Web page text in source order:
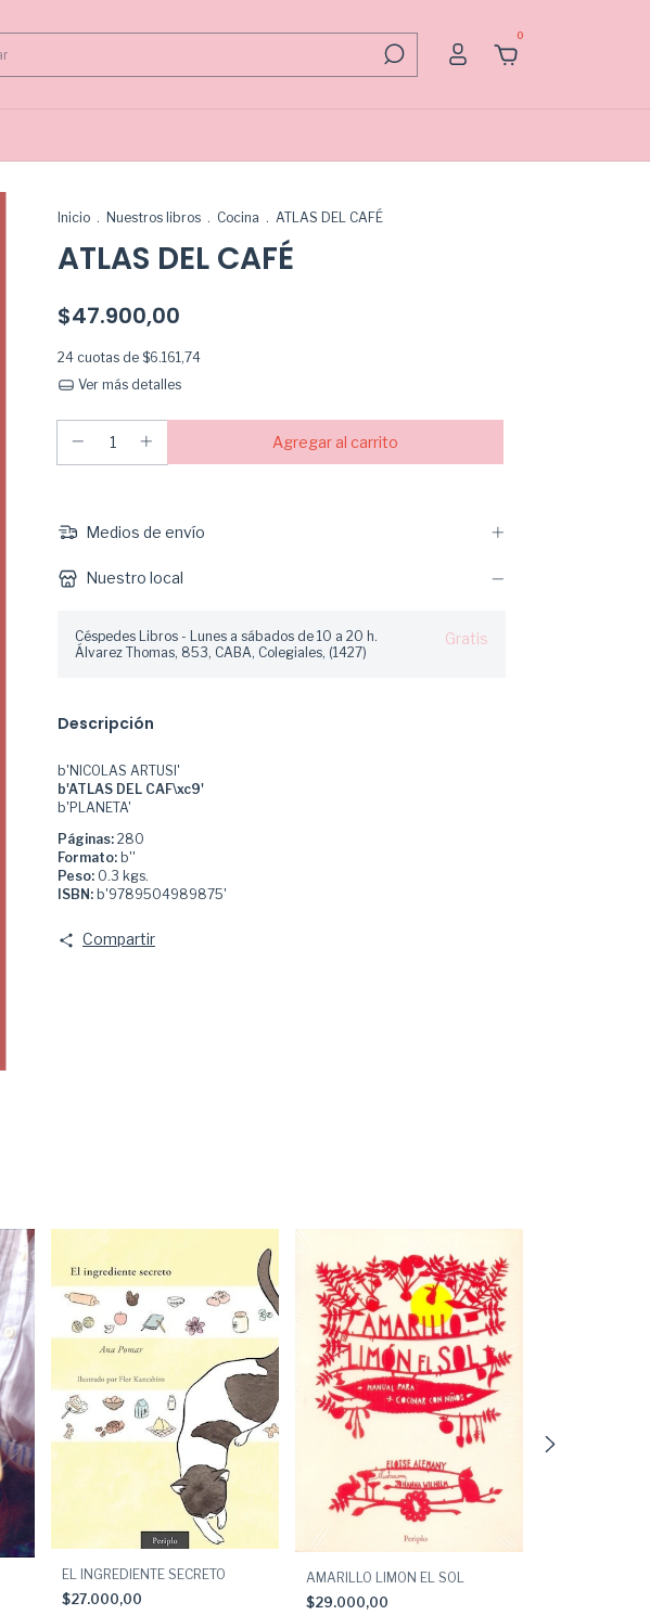
0
Inicio . Nuestros libros . Cocina . ATLAS DEL CAFÉ
ATLAS DEL CAFÉ
$47.900,00
24 cuotas de $6.161,74
Ver más detalles
Medios de envío
Nuestro local
Céspedes Libros - Lunes a sábados de 10 a 20 h.
Álvarez Thomas, 853, CABA, Colegiales, (1427)
Gratis
Descripción
b'NICOLAS ARTUSI'
b'ATLAS DEL CAF\xc9'
b'PLANETA'
Páginas: 280
Formato: b''
Peso: 0.3 kgs.
ISBN: b'9789504989875'
Compartir
EL INGREDIENTE SECRETO
$27.000,00
AMARILLO LIMON EL SOL
$29.000,00